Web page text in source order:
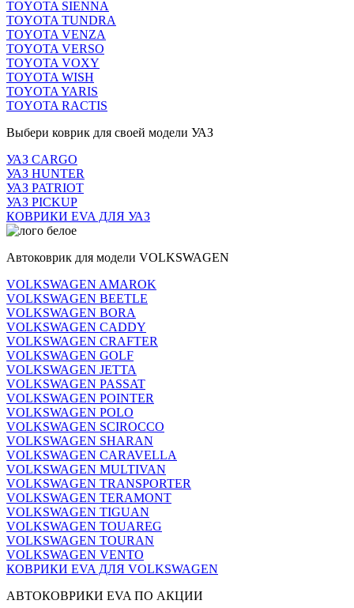
TOYOTA SIENNA
TOYOTA TUNDRA
TOYOTA VENZA
TOYOTA VERSO
TOYOTA VOXY
TOYOTA WISH
TOYOTA YARIS
TOYOTA RACTIS
Выбери коврик для своей модели УАЗ
УАЗ CARGO
УАЗ HUNTER
УАЗ PATRIOT
УАЗ PICKUP
КОВРИКИ EVA ДЛЯ УАЗ
Автоковрик для модели VOLKSWAGEN
VOLKSWAGEN AMAROK
VOLKSWAGEN BEETLE
VOLKSWAGEN BORA
VOLKSWAGEN CADDY
VOLKSWAGEN CRAFTER
VOLKSWAGEN GOLF
VOLKSWAGEN JETTA
VOLKSWAGEN PASSAT
VOLKSWAGEN POINTER
VOLKSWAGEN POLO
VOLKSWAGEN SCIROCCO
VOLKSWAGEN SHARAN
VOLKSWAGEN CARAVELLA
VOLKSWAGEN MULTIVAN
VOLKSWAGEN TRANSPORTER
VOLKSWAGEN TERAMONT
VOLKSWAGEN TIGUAN
VOLKSWAGEN TOUAREG
VOLKSWAGEN TOURAN
VOLKSWAGEN VENTO
КОВРИКИ EVA ДЛЯ VOLKSWAGEN
АВТОКОВРИКИ EVA ПО АКЦИИ